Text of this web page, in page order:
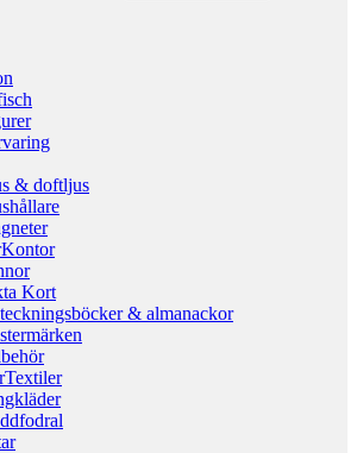
& doftljus
Kontor
Kort
& almanackor
Textiler